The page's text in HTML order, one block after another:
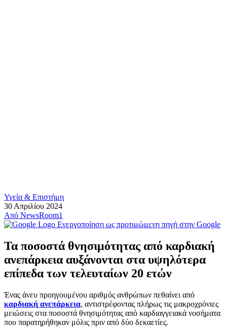
Υγεία & Επιστήμη
30 Απριλίου 2024
Από NewsRoom1
Ενεργοποίηση ως προτιμώμενη πηγή στην Google
Τα ποσοστά θνησιμότητας από καρδιακή
ανεπάρκεια αυξάνονται στα υψηλότερα
επίπεδα των τελευταίων 20 ετών
Ένας άνευ προηγουμένου αριθμός ανθρώπων πεθαίνει από
καρδιακή ανεπάρκεια, αντιστρέφοντας πλήρως τις μακροχρόνιες
μειώσεις στα ποσοστά θνησιμότητας από καρδιαγγειακά νοσήματα
που παρατηρήθηκαν μόλις πριν από δύο δεκαετίες.